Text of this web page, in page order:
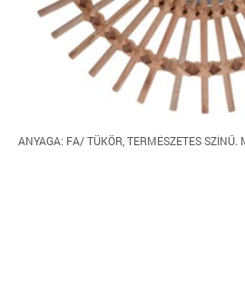
ANYAGA: FA/ TÜKÖR, TERMÉSZETES